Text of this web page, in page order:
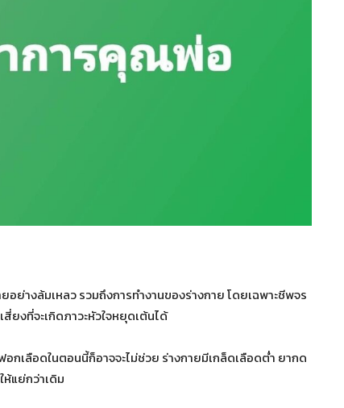
ย่างล้มเหลว รวมถึงการทำงานของร่างกาย โดยเฉพาะชีพจร
งที่จะเกิดภาวะหัวใจหยุดเต้นได้
กเลือดในตอนนี้ก็อาจจะไม่ช่วย ร่างกายมีเกล็ดเลือดต่ำ ยากด
ห้แย่กว่าเดิม